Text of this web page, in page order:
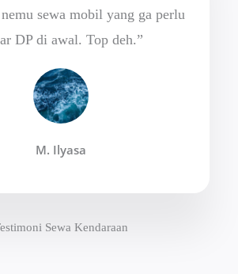
sewa mobil yang ga perlu
DP di awal. Top deh.”
M. Ilyasa
Sewa Kendaraan